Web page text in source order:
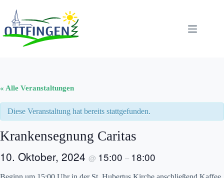
Inhalt
springen
« Alle Veranstaltungen
Diese Veranstaltung hat bereits stattgefunden.
Krankensegnung Caritas
10. Oktober, 2024 @ 15:00 – 18:00